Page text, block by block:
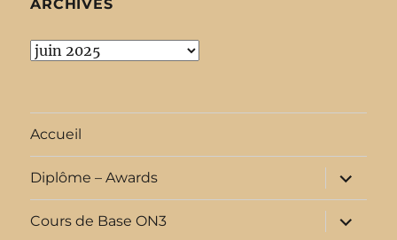
ARCHIVES
Archives
Accueil
Diplôme – Awards
ouvrir
le
sous-
menu
Cours de Base ON3
ouvrir
le